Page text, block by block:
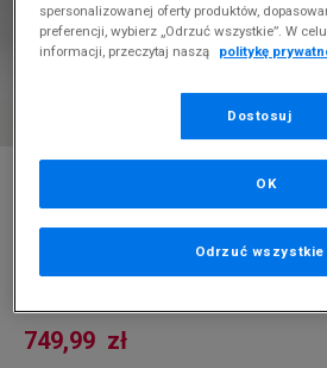
* Zdjęcie poglądowe
NIKE CITY HOODED PARKA JACKET
Produkt pochodzi z końcówek
749,99 zł
spersonalizowanej oferty produktów,
preferencji, wybierz „Odrzuć wszystkie”. W
informacji, przeczytaj naszą
politykę
Dostosuj
Odrzuć wszystkie
OK